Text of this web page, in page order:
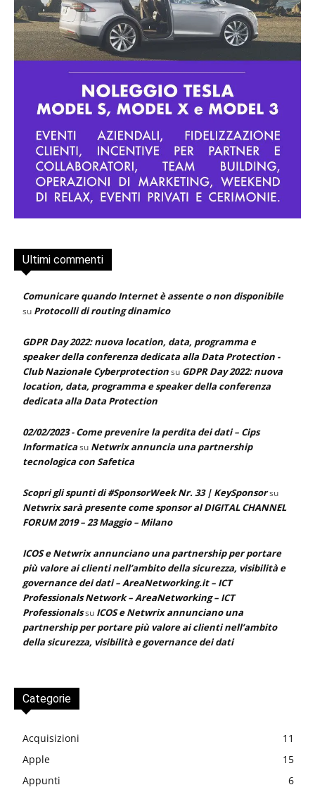
Ultimi commenti
Comunicare quando Internet è assente o non disponibile
su Protocolli di routing dinamico
GDPR Day 2022: nuova location, data, programma e
speaker della conferenza dedicata alla Data Protection -
Club Nazionale Cyberprotectionsu GDPR Day 2022: nuova
location, data, programma e speaker della conferenza
dedicata alla Data Protection
02/02/2023 - Come prevenire la perdita dei dati – Cips
Informaticasu Netwrix annuncia una partnership
tecnologica con Safetica
Scopri gli spunti di #SponsorWeek Nr. 33 | KeySponsorsu
Netwrix sarà presente come sponsor al DIGITAL CHANNEL
FORUM 2019 – 23 Maggio – Milano
ICOS e Netwrix annunciano una partnership per portare
più valore ai clienti nell’ambito della sicurezza, visibilità e
governance dei dati – AreaNetworking.it – ICT
Professionals Network – AreaNetworking – ICT
Professionalssu ICOS e Netwrix annunciano una
partnership per portare più valore ai clienti nell’ambito
della sicurezza, visibilità e governance dei dati
Categorie
Acquisizioni
11
Apple
15
Appunti
6